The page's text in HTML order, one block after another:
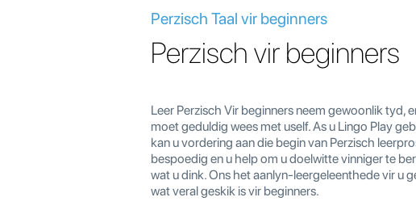
Perzisch Taal vir beginners
Perzisch vir beginners
Leer Perzisch Vir beginners neem gewoonlik tyd,
moet geduldig wees met uself. As u Lingo Play
kan u vordering aan die begin van Perzisch
bespoedig en u help om u doelwitte vinniger te
wat u dink. Ons het aanlyn-leergeleenthede vir u
wat veral geskik is vir beginners.